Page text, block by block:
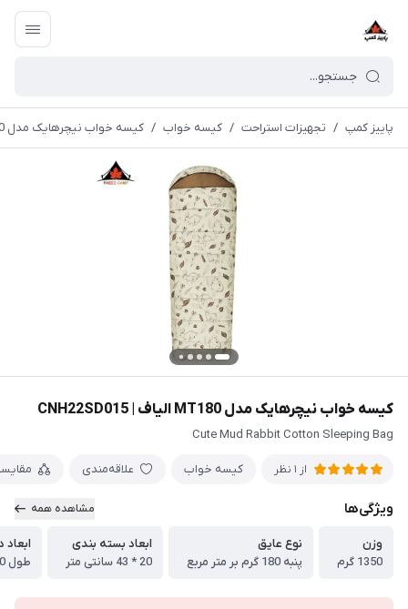
پاییز کمپ / تجهیزات استراحت / کیسه خواب / کیسه خواب نیچرهایک مدل MT180 الیاف | CNH22SD015
کیسه خواب نیچرهایک مدل MT180 الیاف | CNH22SD015
Cute Mud Rabbit Cotton Sleeping Bag
از 1 نظر کیسه خواب علاقه‌مندی
ویژگی‌ها مشاهده همه
وزن
1350 گرم
نوع عایق
پنبه 180 گرم بر متر مربع
ابعاد بسته بندی
20 * 43 سانتی متر
ابعاد
طول 220 --- عرض 80 سانتی متر